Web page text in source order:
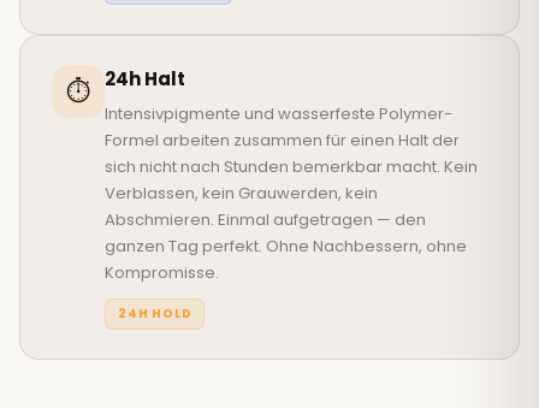
⏱️ 24h Halt
Intensivpigmente und wasserfeste Polymer-
Formel arbeiten zusammen für einen Halt der
sich nicht nach Stunden bemerkbar macht. Kein
Verblassen, kein Grauwerden, kein
Abschmieren. Einmal aufgetragen — den
ganzen Tag perfekt. Ohne Nachbessern, ohne
Kompromisse.
24H HOLD